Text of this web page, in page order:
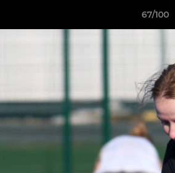
67/100